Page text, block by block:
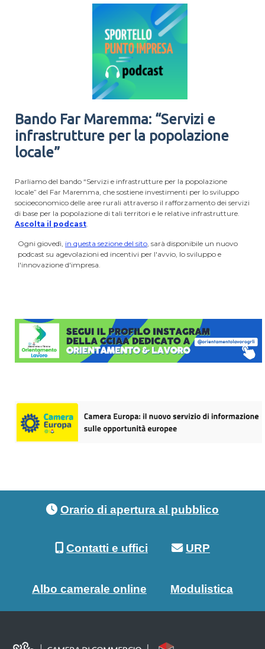
Bando Far Maremma: “Servizi e
infrastrutture per la popolazione
locale”
Parliamo del bando “Servizi e infrastrutture per la popolazione
locale” del Far Maremma, che sostiene investimenti per lo sviluppo
socioeconomico delle aree rurali attraverso il rafforzamento dei servizi
di base per la popolazione di tali territori e le relative infrastrutture.
Ascolta il podcast.
Ogni giovedì, in questa sezione del sito, sarà disponibile un nuovo
podcast su agevolazioni ed incentivi per l'avvio, lo sviluppo e
l'innovazione d'impresa.
Orario di apertura al pubblico
Contatti e uffici URP
Albo camerale online Modulistica